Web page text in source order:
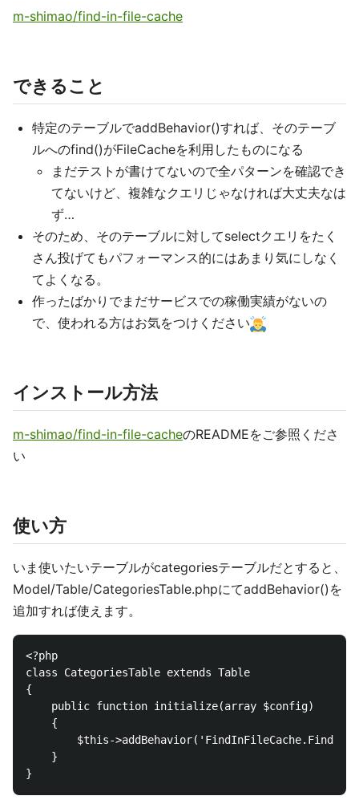
m-shimao/find-in-file-cache
できること
特定のテーブルでaddBehavior()すれば、そのテーブ
ルへのfind()がFileCacheを利用したものになる
まだテストが書けてないので全パターンを確認でき
てないけど、複雑なクエリじゃなければ大丈夫なは
ず…
そのため、そのテーブルに対してselectクエリをたく
さん投げてもパフォーマンス的にはあまり気にしなく
てよくなる。
作ったばかりでまだサービスでの稼働実績がないの
で、使われる方はお気をつけください
インストール方法
m-shimao/find-in-file-cacheのREADMEをご参照くださ
い
使い方
いま使いたいテーブルがcategoriesテーブルだとすると、
Model/Table/CategoriesTable.phpにてaddBehavior()を
追加すれば使えます。
<?php
class CategoriesTable extends Table
{
    public function initialize(array $config)
    {
$this-
    }